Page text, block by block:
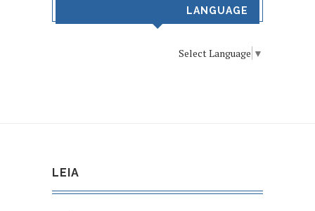
LANGUAGE
Select Language ▼
LEIA